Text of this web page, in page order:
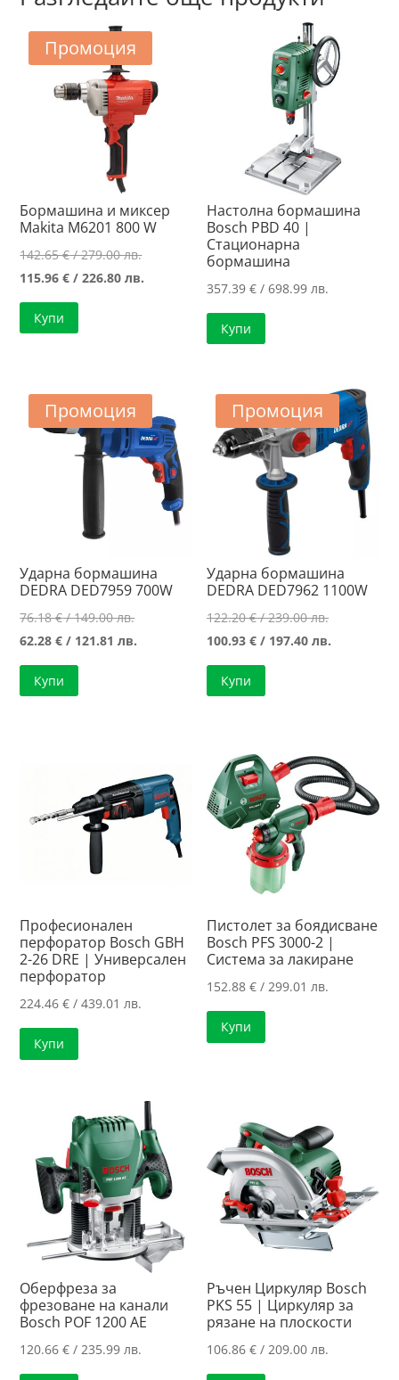
Промоция
Бормашина и миксер
Makita M6201 800 W
142.65€/ 279.00 лв.Original
price
115.96€ / 226.80 лв.
226.80 лв..
Купи
Настолна бормашина
Bosch PBD 40 |
Стационарна
бормашина
357.39€ / 698.99 лв.
Купи
Промоция
Ударна бормашина
DEDRA DED7959 700W
76.18€/ 149.00 лв.Original
price
62.28€ / 121.81 лв.
Купи
Промоция
Ударна бормашина
DEDRA DED7962 1100W
122.20€/ 239.00 лв.Original
price
100.93€ / 197.40 лв.
197.40 лв..
Купи
Професионален
перфоратор Bosch GBH
2-26 DRE | Универсален
перфоратор
224.46€ / 439.01 лв.
Купи
Пистолет за боядисване
Bosch PFS 3000-2 |
Система за лакиране
152.88€ / 299.01 лв.
Купи
Оберфреза за
фрезоване на канали
Bosch POF 1200 AE
120.66€ / 235.99 лв.
Ръчен Циркуляр Bosch
PKS 55 | Циркуляр за
рязанe нa плоскости
106.86€ / 209.00 лв.